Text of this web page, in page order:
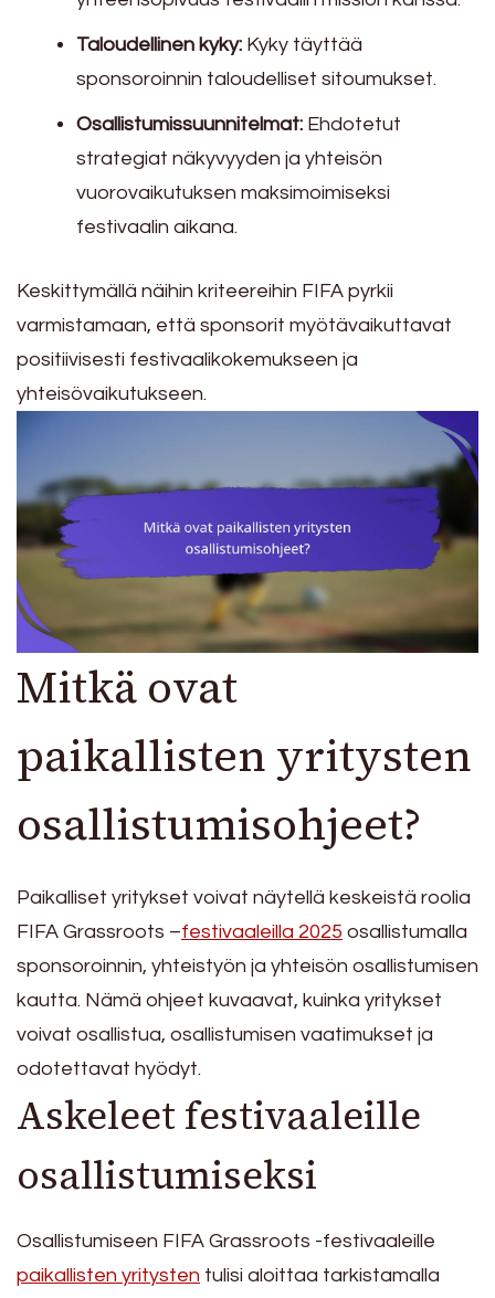
Taloudellinen kyky: Kyky täyttää
sponsoroinnin taloudelliset sitoumukset.
Osallistumissuunnitelmat: Ehdotetut
strategiat näkyvyyden ja yhteisön
vuorovaikutuksen maksimoimiseksi
festivaalin aikana.
Keskittymällä näihin kriteereihin FIFA pyrkii
varmistamaan, että sponsorit myötävaikuttavat
positiivisesti festivaalikokemukseen ja
yhteisövaikutukseen.
Mitkä ovat
paikallisten yritysten
osallistumisohjeet?
Paikalliset yritykset voivat näytellä keskeistä roolia
FIFA Grassroots –festivaaleilla 2025 osallistumalla
sponsoroinnin, yhteistyön ja yhteisön osallistumisen
kautta. Nämä ohjeet kuvaavat, kuinka yritykset
voivat osallistua, osallistumisen vaatimukset ja
odotettavat hyödyt.
Askeleet festivaaleille
osallistumiseksi
Osallistumiseen FIFA Grassroots -festivaaleille
paikallisten yritysten tulisi aloittaa tarkistamalla